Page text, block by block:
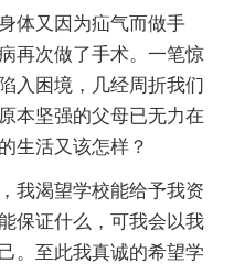
体又因为疝气而做手
再次做了手术。一笔惊
入困境，几经周折我们
本坚强的父母已无力在
生活又该怎样？
我渴望学校能给予我资
保证什么，可我会以我
。至此我真诚的希望学